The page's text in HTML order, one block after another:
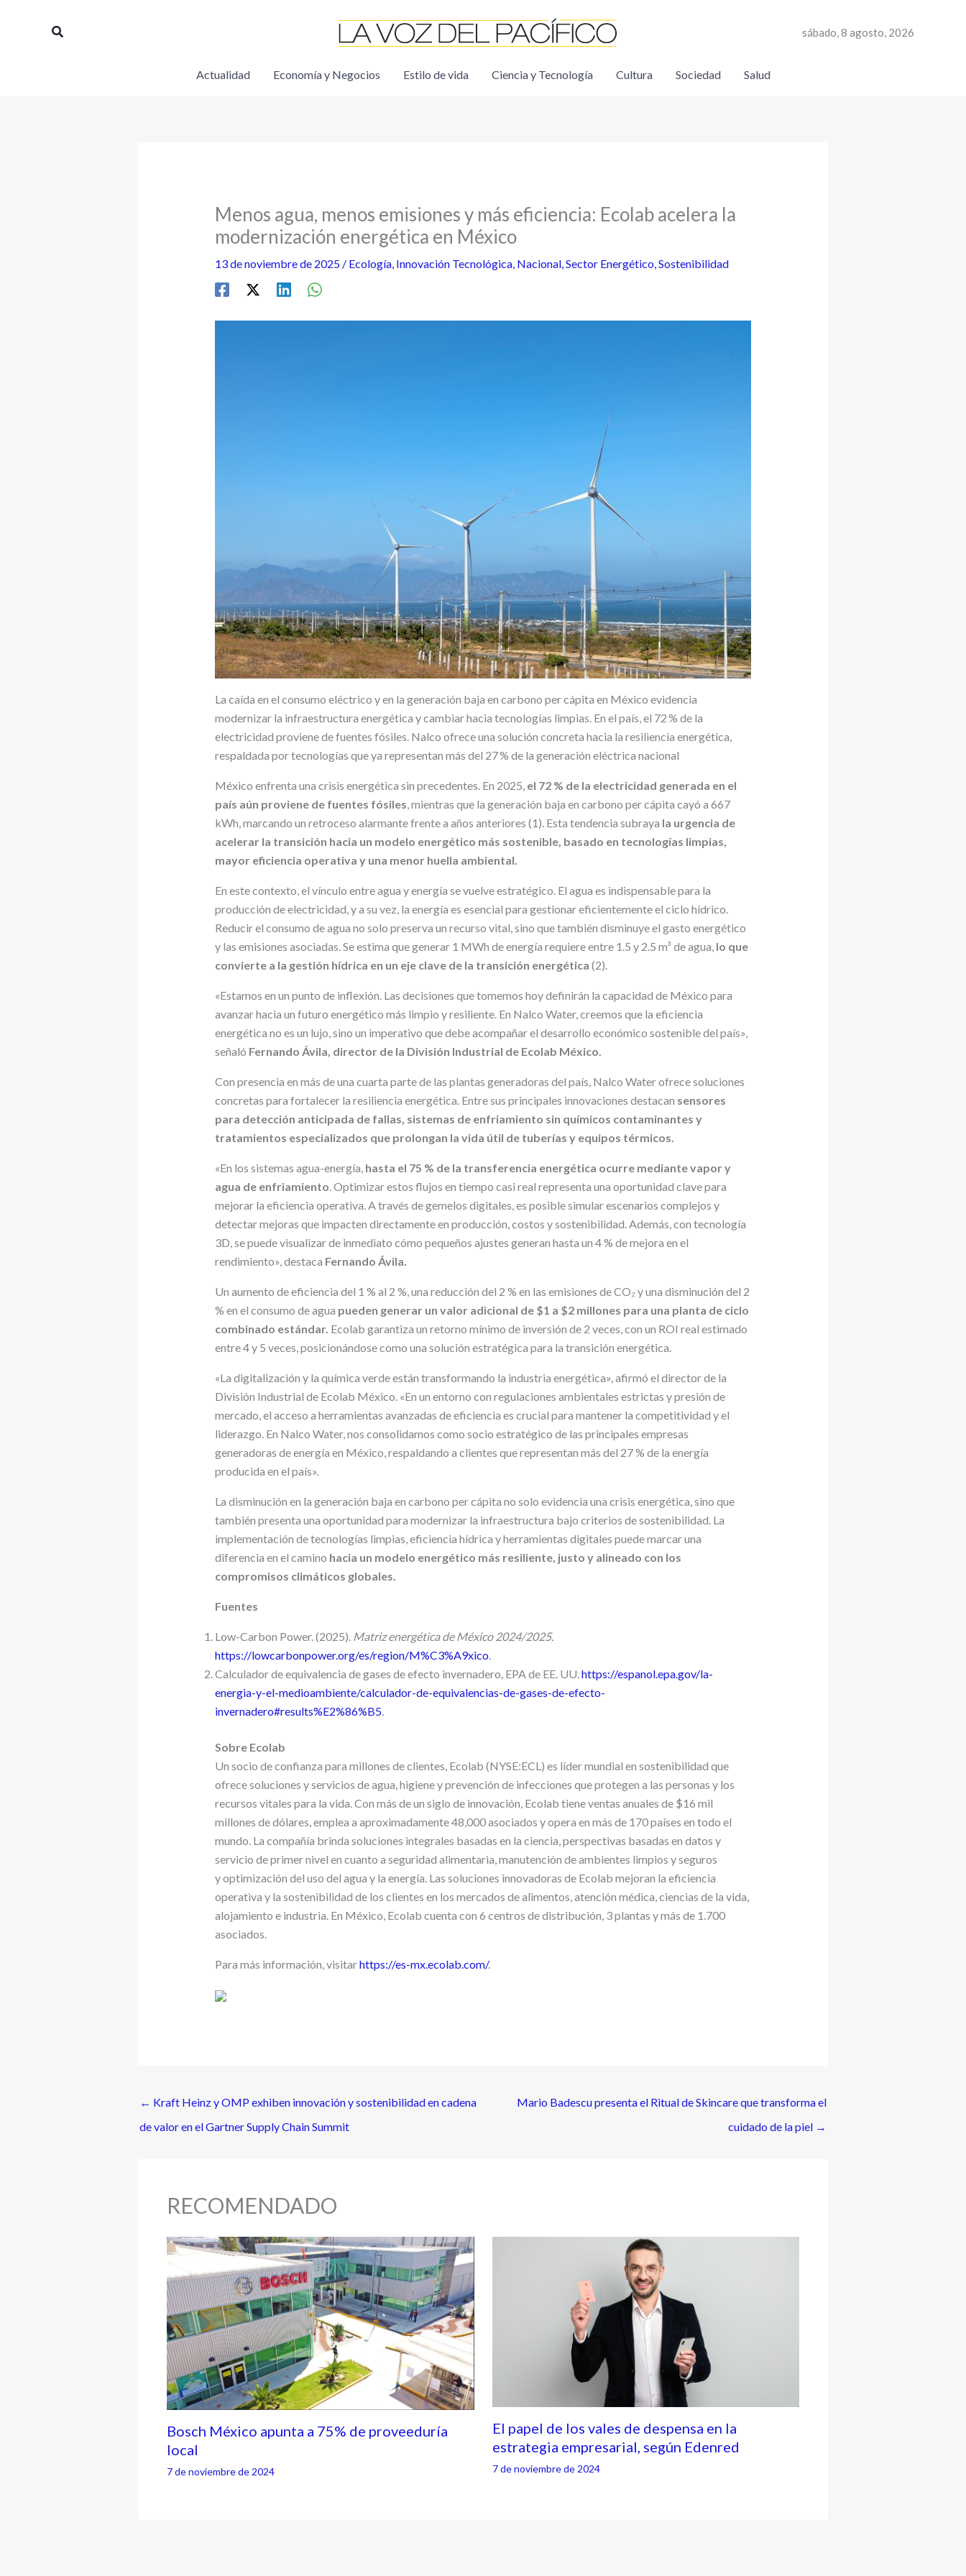
Buscar sábado, 8 agosto, 2026
Actualidad Economía y Negocios Estilo de vida Ciencia y Tecnología Cultura Sociedad Salud
Menos agua, menos emisiones y más eficiencia: Ecolab acelera la
modernización energética en México
13 de noviembre de 2025 / Ecología, Innovación Tecnológica, Nacional,Sector Energético,Sostenibilidad
La caída en el consumo eléctrico y en la generación baja en carbono per cápita en México evidencia
modernizar la infraestructura energética y cambiar hacia tecnologías limpias. En el país, el 72 % de la
electricidad proviene de fuentes fósiles. Nalco ofrece una solución concreta hacia la resiliencia energética,
respaldada por tecnologías que ya representan más del 27 % de la generación eléctrica nacional
México enfrenta una crisis energética sin precedentes. En 2025, el 72 % de la electricidad generada en el
país aún proviene de fuentes fósiles, mientras que la generación baja en carbono per cápita cayó a 667
kWh, marcando un retroceso alarmante frente a años anteriores (1). Esta tendencia subraya la urgencia de
acelerar la transición hacia un modelo energético más sostenible, basado en tecnologías limpias,
mayor eficiencia operativa y una menor huella ambiental.
En este contexto, el vínculo entre agua y energía se vuelve estratégico. El agua es indispensable para la
producción de electricidad, y a su vez, la energía es esencial para gestionar eficientemente el ciclo hídrico.
Reducir el consumo de agua no solo preserva un recurso vital, sino que también disminuye el gasto energético
y las emisiones asociadas. Se estima que generar 1 MWh de energía requiere entre 1.5 y 2.5 m³ de agua, lo que
convierte a la gestión hídrica en un eje clave de la transición energética (2).
«Estamos en un punto de inflexión. Las decisiones que tomemos hoy definirán la capacidad de México para
avanzar hacia un futuro energético más limpio y resiliente. En Nalco Water, creemos que la eficiencia
energética no es un lujo, sino un imperativo que debe acompañar el desarrollo económico sostenible del país»,
señaló Fernando Ávila, director de la División Industrial de Ecolab México.
Con presencia en más de una cuarta parte de las plantas generadoras del país, Nalco Water ofrece soluciones
concretas para fortalecer la resiliencia energética. Entre sus principales innovaciones destacan sensores
para detección anticipada de fallas, sistemas de enfriamiento sin químicos contaminantes y
tratamientos especializados que prolongan la vida útil de tuberías y equipos térmicos.
«En los sistemas agua-energía, hasta el 75 % de la transferencia energética ocurre mediante vapor y
agua de enfriamiento. Optimizar estos flujos en tiempo casi real representa una oportunidad clave para
mejorar la eficiencia operativa. A través de gemelos digitales, es posible simular escenarios complejos y
detectar mejoras que impacten directamente en producción, costos y sostenibilidad. Además, con tecnología
3D, se puede visualizar de inmediato cómo pequeños ajustes generan hasta un 4 % de mejora en el
rendimiento», destaca Fernando Ávila.
Un aumento de eficiencia del 1 % al 2 %, una reducción del 2 % en las emisiones de CO₂ y una disminución del 2
% en el consumo de agua pueden generar un valor adicional de $1 a $2 millones para una planta de ciclo
combinado estándar. Ecolab garantiza un retorno mínimo de inversión de 2 veces, con un ROI real estimado
entre 4 y 5 veces, posicionándose como una solución estratégica para la transición energética.
«La digitalización y la química verde están transformando la industria energética», afirmó el director de la
División Industrial de Ecolab México. «En un entorno con regulaciones ambientales estrictas y presión de
mercado, el acceso a herramientas avanzadas de eficiencia es crucial para mantener la competitividad y el
liderazgo. En Nalco Water, nos consolidamos como socio estratégico de las principales empresas
generadoras de energía en México, respaldando a clientes que representan más del 27 % de la energía
producida en el país».
La disminución en la generación baja en carbono per cápita no solo evidencia una crisis energética, sino que
también presenta una oportunidad para modernizar la infraestructura bajo criterios de sostenibilidad. La
implementación de tecnologías limpias, eficiencia hídrica y herramientas digitales puede marcar una
diferencia en el camino hacia un modelo energético más resiliente, justo y alineado con los
compromisos climáticos globales.
Fuentes
Low-Carbon Power. (2025). Matriz energética de México 2024/2025.
https://lowcarbonpower.org/es/region/M%C3%A9xico.
Calculador de equivalencia de gases de efecto invernadero, EPA de EE. UU.https://espanol.epa.gov/la-
energia-y-el-medioambiente/calculador-de-equivalencias-de-gases-de-efecto-
invernadero#results%E2%86%B5.
Sobre Ecolab
Un socio de confianza para millones de clientes, Ecolab (NYSE:ECL) es líder mundial en sostenibilidad que
ofrece soluciones y servicios de agua, higiene y prevención de infecciones que protegen a las personas y los
recursos vitales para la vida. Con más de un siglo de innovación, Ecolab tiene ventas anuales de $16 mil
millones de dólares, emplea a aproximadamente 48,000 asociados y opera en más de 170 países en todo el
mundo. La compañía brinda soluciones integrales basadas en la ciencia, perspectivas basadas en datos y
servicio de primer nivel en cuanto a seguridad alimentaria, manutención de ambientes limpios y seguros
y optimización del uso del agua y la energía. Las soluciones innovadoras de Ecolab mejoran la eficiencia
operativa y la sostenibilidad de los clientes en los mercados de alimentos, atención médica, ciencias de la vida,
alojamiento e industria. En México, Ecolab cuenta con 6 centros de distribución, 3 plantas y más de 1.700
asociados.
Para más información, visitarhttps://es-mx.ecolab.com/.
← Kraft Heinz y OMP exhiben innovación y sostenibilidad en cadena
de valor en el Gartner Supply Chain Summit
Mario Badescu presenta el Ritual de Skincare que transforma el
cuidado de la piel →
RECOMENDADO
Bosch México apunta a 75% de proveeduría
local
7 de noviembre de 2024
El papel de los vales de despensa en la
estrategia empresarial, según Edenred
7 de noviembre de 2024